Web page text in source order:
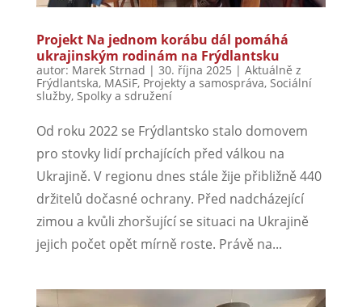
Projekt Na jednom korábu dál pomáhá
ukrajinským rodinám na Frýdlantsku
autor: Marek Strnad | 30. října 2025 | Aktuálně z
Frýdlantska, MASiF, Projekty a samospráva, Sociální
služby, Spolky a sdružení
Od roku 2022 se Frýdlantsko stalo domovem
pro stovky lidí prchajících před válkou na
Ukrajině. V regionu dnes stále žije přibližně 440
držitelů dočasné ochrany. Před nadcházející
zimou a kvůli zhoršující se situaci na Ukrajině
jejich počet opět mírně roste. Právě na...